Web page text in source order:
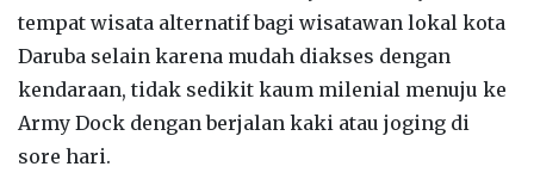
tempat wisata alternatif bagi wisatawan lokal kota
Daruba selain karena mudah diakses dengan
kendaraan, tidak sedikit kaum milenial menuju ke
Army Dock dengan berjalan kaki atau joging di
sore hari.